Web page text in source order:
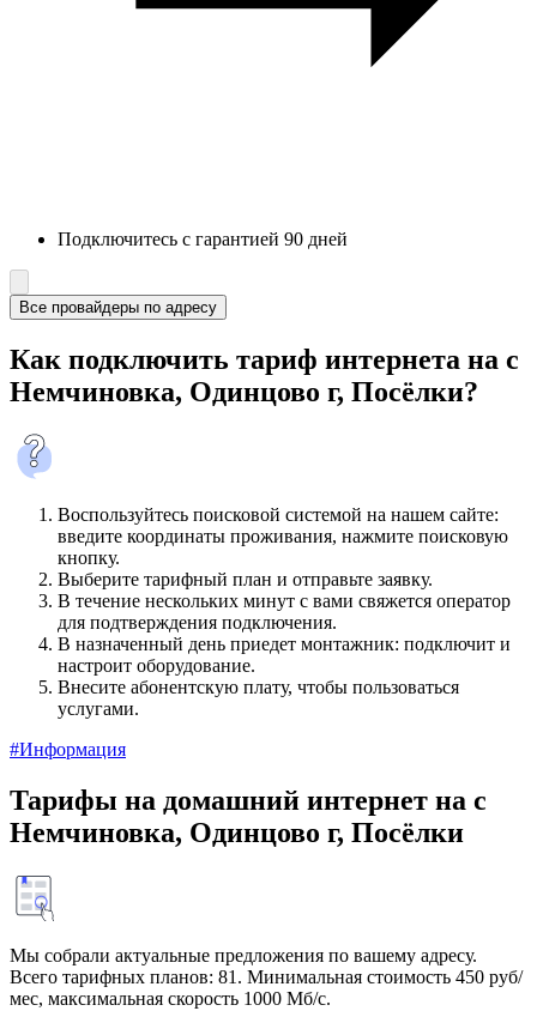
Подключитесь с гарантией 90 дней
Все провайдеры по адресу
Как подключить тариф интернета на с
Немчиновка, Одинцово г, Посёлки?
Воспользуйтесь поисковой системой на нашем сайте:
введите координаты проживания, нажмите поисковую
кнопку.
Выберите тарифный план и отправьте заявку.
В течение нескольких минут с вами свяжется оператор
для подтверждения подключения.
В назначенный день приедет монтажник: подключит и
настроит оборудование.
Внесите абонентскую плату, чтобы пользоваться
услугами.
#Информация
Тарифы на домашний интернет на с
Немчиновка, Одинцово г, Посёлки
Мы собрали актуальные предложения по вашему адресу.
Всего тарифных планов: 81. Минимальная стоимость 450 руб/
мес, максимальная скорость 1000 Мб/с.